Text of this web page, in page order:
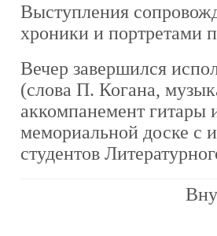
Выступления
хроники и портретами
Вечер завершился
(слова П. Когана,
аккомпанемент гитары
мемориальной доске с
студентов